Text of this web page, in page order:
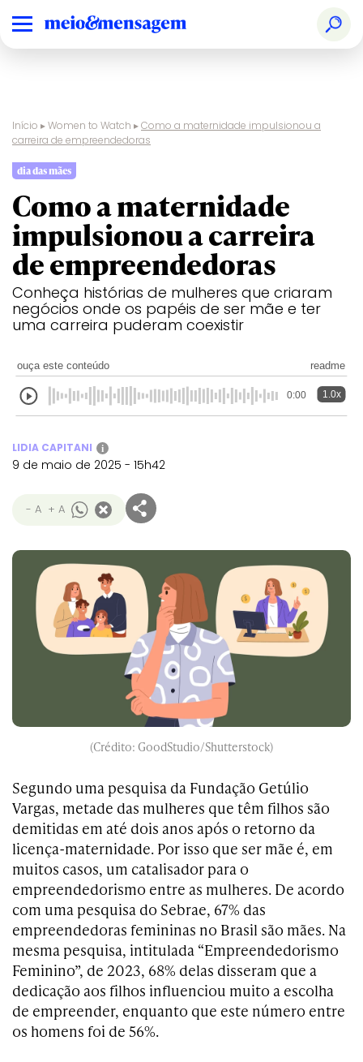
Início ▸Women to Watch ▸Como a maternidade impulsionou a
carreira de empreendedoras
dia das mães
Como a maternidade
impulsionou a carreira
de empreendedoras
Conheça histórias de mulheres que criaram
negócios onde os papéis de ser mãe e ter
uma carreira puderam coexistir
ouça este conteúdo readme
0:00 1.0x
LIDIA CAPITANI i
9 de maio de 2025 - 15h42
- A + A
(Crédito: GoodStudio/Shutterstock)
Segundo uma pesquisa da Fundação Getúlio
Vargas, metade das mulheres que têm filhos são
demitidas em até dois anos após o retorno da
licença-maternidade. Por isso que ser mãe é, em
muitos casos, um catalisador para o
empreendedorismo entre as mulheres. De acordo
com uma pesquisa do Sebrae, 67% das
empreendedoras femininas no Brasil são mães. Na
mesma pesquisa, intitulada “Empreendedorismo
Feminino”, de 2023, 68% delas disseram que a
dedicação aos filhos influenciou muito a escolha
de empreender, enquanto que este número entre
os homens foi de 56%.